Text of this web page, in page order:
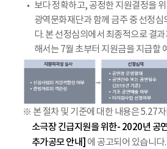
보다 정확하고, 공정한 지원결정을
광역문화재단과 함께 금주 중 선정심
다. 본 선정심의에서 최종적으로 결
해서는 7월 초부터 지원금을 지급할
※ 본 절차 및 기준에 대한 내용은 5.27자
소극장 긴급지원을 위한- 2020년 공
추가공모 안내] 에 공고되어 있습니다.